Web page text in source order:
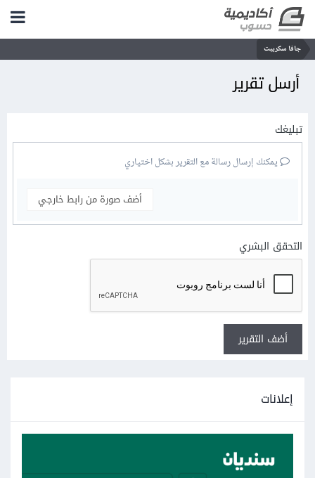
جافا سكريبت
أرسل تقرير
تبليغك
يمكنك إرسال رسالة مع التقرير بشكل اختياري
أضف صورة من رابط خارجي
التحقق البشري
أضف التقرير
إعلانات